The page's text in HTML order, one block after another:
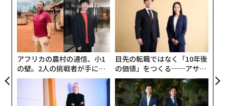
アフリカの農村の通信、小1
の壁。2人の挑戦者が手にし
た「次なる武器」
目先の転職ではなく「10年後
の価値」をつくる──アサイ
ンの長期伴走型支援とは